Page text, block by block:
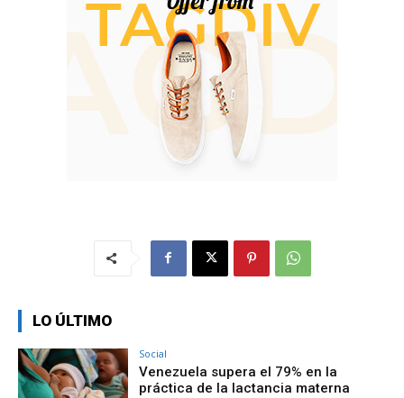
LO ÚLTIMO
Social
Venezuela supera el 79% en la
práctica de la lactancia materna